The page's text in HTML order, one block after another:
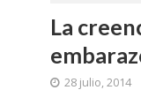
La
28 julio, 2014